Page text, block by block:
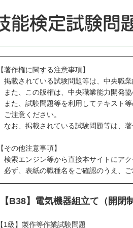
【著作権に関する注意事項】
掲載されている試験問題等は、中央職業
また、この版権は、中央職業能力開発協
また、試験問題等を利用してテキスト
ご注意ください。
なお、掲載されている試験問題等は、著
【その他注意事項】
検索エンジン等から直接本サイトにアク
必ず、表紙の職種名をご確認のうえ、ご
【B38】電気機器組立て（開閉
【1級】製作等作業試験問題